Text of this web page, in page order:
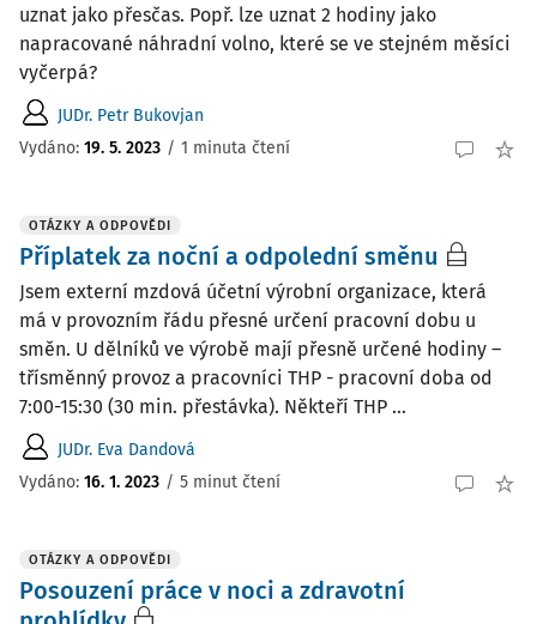
uznat jako přesčas. Popř. lze uznat 2 hodiny jako
napracované náhradní volno, které se ve stejném měsíci
vyčerpá?
JUDr. Petr Bukovjan
Vydáno: 19. 5. 2023 / 1 minuta čtení
OTÁZKY A ODPOVĚDI
Příplatek za noční a odpolední směnu
Jsem externí mzdová účetní výrobní organizace, která
má v provozním řádu přesné určení pracovní dobu u
směn. U dělníků ve výrobě mají přesně určené hodiny –
třísměnný provoz a pracovníci THP - pracovní doba od
7:00-15:30 (30 min. přestávka). Někteří THP ...
JUDr. Eva Dandová
Vydáno: 16. 1. 2023 / 5 minut čtení
OTÁZKY A ODPOVĚDI
Posouzení práce v noci a zdravotní